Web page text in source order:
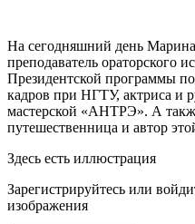
На сегодняшний день
преподаватель ораторского
Президентской программы
кадров при НГТУ, актриса и
мастерской «АНТРЭ». А
путешественница и автор
Здесь есть иллюстрация
Зарегистрируйтесь или
изображения